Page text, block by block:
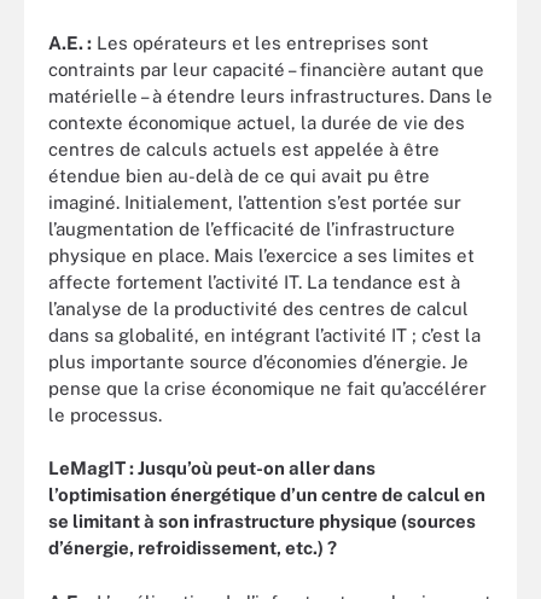
A.E. : Les opérateurs et les entreprises sont
contraints par leur capacité – financière autant que
matérielle – à étendre leurs infrastructures. Dans le
contexte économique actuel, la durée de vie des
centres de calculs actuels est appelée à être
étendue bien au-delà de ce qui avait pu être
imaginé. Initialement, l’attention s’est portée sur
l’augmentation de l’efficacité de l’infrastructure
physique en place. Mais l’exercice a ses limites et
affecte fortement l’activité IT. La tendance est à
l’analyse de la productivité des centres de calcul
dans sa globalité, en intégrant l’activité IT ; c’est la
plus importante source d’économies d’énergie. Je
pense que la crise économique ne fait qu’accélérer
le processus.
LeMagIT : Jusqu’où peut-on aller dans
l’optimisation énergétique d’un centre de calcul en
se limitant à son infrastructure physique (sources
d’énergie, refroidissement, etc.) ?